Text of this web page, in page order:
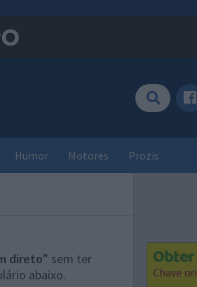
Humor Motores Prozis
direto” sem ter
abaixo.